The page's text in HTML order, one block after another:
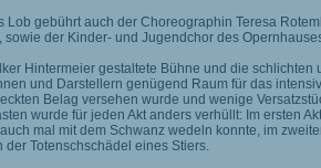
Lob gebührt auch der Choreographin Teresa
sowie der Kinder- und Jugendchor des
Hintermeier gestaltete Bühne und die
und Darstellern genügend Raum für das
Belag versehen wurde und wenige
wurde für jeden Akt anders verhüllt: Im ersten
mal mit dem Schwanz wedeln konnte, im
der Totenschschädel eines Stiers.